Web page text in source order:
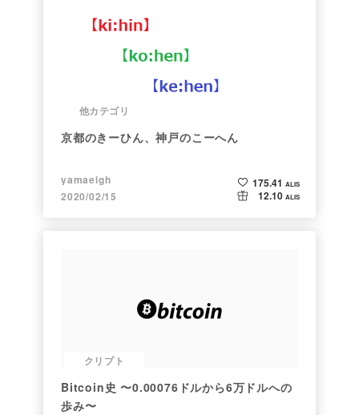
他カテゴリ
京都のきーひん、神戸のこーへん
yamaeigh
2020/02/15
175.41 ALIS
12.10 ALIS
クリプト
Bitcoin史 〜0.00076ドルから6万ドルへの
歩み〜